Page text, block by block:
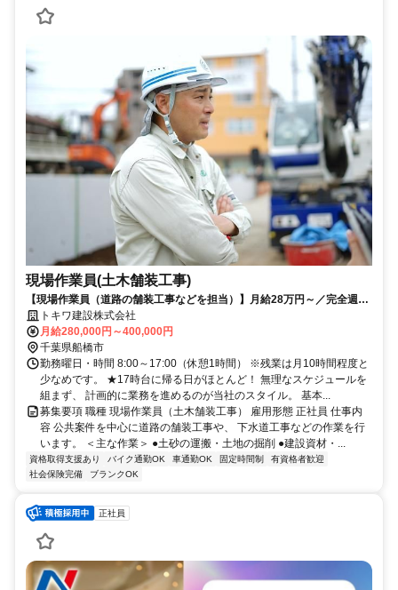
現場作業員(土木舗装工事)
【現場作業員（道路の舗装工事などを担当）】月給28万円～／完全週休
2日／作業着支給＆手ぶらで勤務OK
トキワ建設株式会社
月給280,000円～400,000円
千葉県船橋市
勤務曜日・時間 8:00～17:00（休憩1時間） ※残業は月10時間程度と
少なめです。 ★17時台に帰る日がほとんど！ 無理なスケジュールを
組まず、 計画的に業務を進めるのが当社のスタイル。 基本...
募集要項 職種 現場作業員（土木舗装工事） 雇用形態 正社員 仕事内
容 公共案件を中心に道路の舗装工事や、 下水道工事などの作業を行
います。 ＜主な作業＞ ●土砂の運搬・土地の掘削 ●建設資材・...
資格取得支援あり バイク通勤OK 車通勤OK 固定時間制
有資格者歓迎
社会保険完備
ブランクOK
正社員